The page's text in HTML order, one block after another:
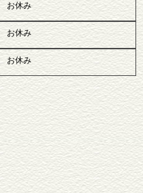
お休み
お休み
お休み